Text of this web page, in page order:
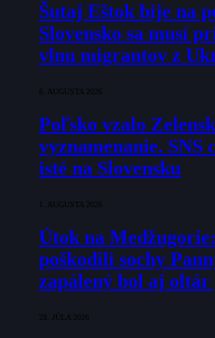
Šutaj Eštok bije na
Slovensko sa musí
vlnu migrantov z
6. AUGUSTA 2026
Poľsko vzalo
vyznamenanie. SNS
isté na Slovensku
1. AUGUSTA 2026
Útok na
poškodili sochy
zapálený bol aj
28. JÚLA 2026